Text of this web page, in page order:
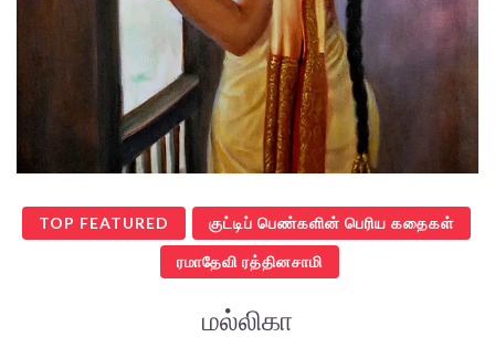
TOP FEATURED குட்டிப் பெண்களின் பெரிய கதைகள்
ரமாதேவி ரத்தினசாமி
மல்லிகா